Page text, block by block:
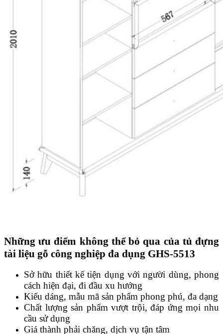
Những ưu điểm không thể bỏ qua của tủ đựng
tài liệu gỗ công nghiệp đa dụng GHS-5513
Sở hữu thiết kế tiện dụng với người dùng, phong
cách hiện đại, đi đầu xu hướng
Kiểu dáng, mẫu mã sản phẩm phong phú, đa dạng
Chất lượng sản phẩm vượt trội, đáp ứng mọi nhu
cầu sử dụng
Giá thành phải chăng, dịch vụ tận tâm